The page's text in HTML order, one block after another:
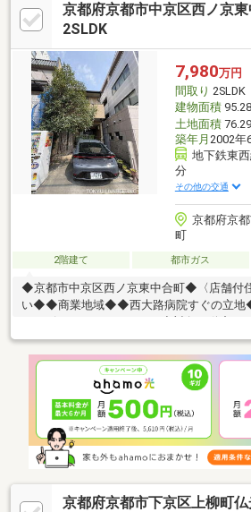
京都府京都市中京区西ノ京
2SLDK
7,980万円
間取り 2SLDK
建物面積
土地面積
築年月 2002年
地下鉄東
分
その他の交通
京都府京
町
2階建て 都市ガス
◆京都市中京区西ノ京東中合町◆〈店舗付
い◆◆商業地域◆◆西大路病院すぐの立地
自動車1台駐車可能・平成14年建築・
26m（西大路通）・2階各部屋にバルコニ
76.29㎡（23.07坪）〈建物面積〉 95.28㎡
京都市営地下鉄東西線「西大路御池」駅ま
道嵐山本線「西大路三条」駅まで徒歩5分・
駅まで徒歩11分
京都府京都市下京区上柳町